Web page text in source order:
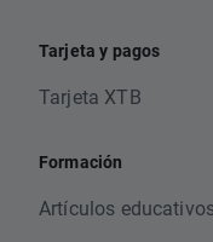
Tarjeta y pagos
Tarjeta XTB
Formación
Artículos